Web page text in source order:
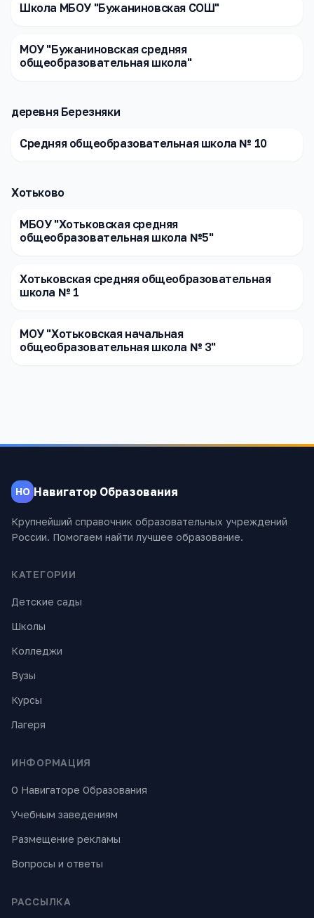
Школа МБОУ "Бужаниновская СОШ"
МОУ "Бужаниновская средняя
общеобразовательная школа"
деревня Березняки
Средняя общеобразовательная школа № 10
Хотьково
МБОУ "Хотьковская средняя
общеобразовательная школа №5"
Хотьковская средняя общеобразовательная
школа № 1
МОУ "Хотьковская начальная
общеобразовательная школа № 3"
НО Навигатор Образования
Крупнейший справочник образовательных учреждений
России. Помогаем найти лучшее образование.
КАТЕГОРИИ
Детские сады
Школы
Колледжи
Вузы
Курсы
Лагеря
ИНФОРМАЦИЯ
О Навигаторе Образования
Учебным заведениям
Размещение рекламы
Вопросы и ответы
РАССЫЛКА